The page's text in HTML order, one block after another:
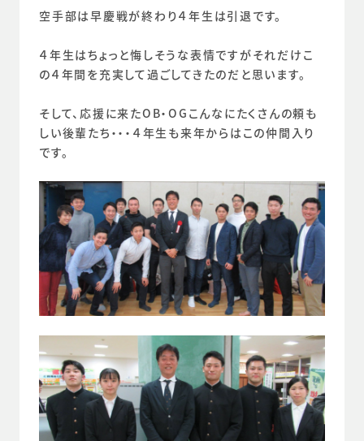
空手部は早慶戦が終わり４年生は引退です。
４年生はちょっと悔しそうな表情ですがそれだけこ
の４年間を充実して過ごしてきたのだと思います。
そして、応援に来たOB・OGこんなにたくさんの頼も
しい後輩たち・・・４年生も来年からはこの仲間入り
です。